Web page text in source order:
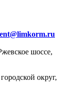
шоссе,
округ,